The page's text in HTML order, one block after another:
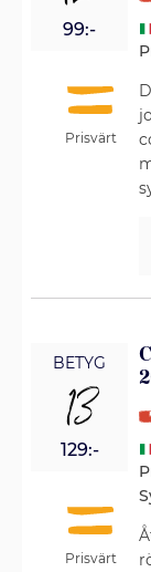
99:-
Prisvärt
BETYG
13
129:-
Prisvärt